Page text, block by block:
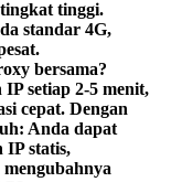
tinggi.
standar 4G,
bersama?
setiap 2-5 menit,
cepat. Dengan
Anda dapat
IP statis,